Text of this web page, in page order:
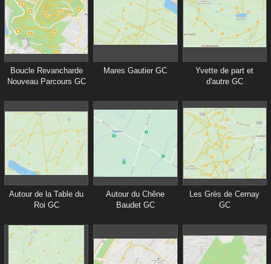
Boucle Revancharde
Nouveau Parcours GC
Mares Gautier GC
Yvette de part et
d'autre GC
Autour de la Table du
Roi GC
Autour du Chêne
Baudet GC
Les Grès de Cernay
GC